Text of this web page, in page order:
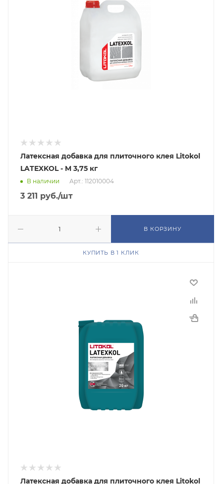
Латексная добавка для плиточного клея Litokol
LATEXKOL - M 3,75 кг
В наличии Арт.: 112010004
3 211 руб./шт
В КОРЗИНУ
КУПИТЬ В 1 КЛИК
Латексная добавка для плиточного клея Litokol